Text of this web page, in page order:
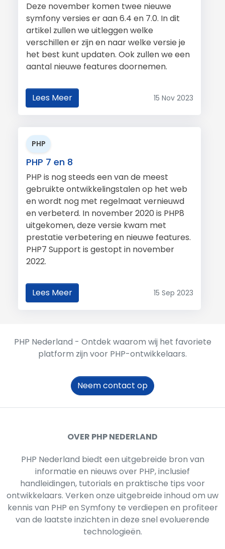
Deze november komen twee nieuwe
symfony versies er aan 6.4 en 7.0. In dit
artikel zullen we uitleggen welke
verschillen er zijn en naar welke versie je
het best kunt updaten. Ook zullen we een
aantal nieuwe features doornemen.
Lees Meer 15 Nov 2023
PHP
PHP 7 en 8
PHP is nog steeds een van de meest
gebruikte ontwikkelingstalen op het web
en wordt nog met regelmaat vernieuwd
en verbeterd. In november 2020 is PHP8
uitgekomen, deze versie kwam met
prestatie verbetering en nieuwe features.
PHP7 Support is gestopt in november
2022.
Lees Meer 15 Sep 2023
PHP Nederland - Ontdek waarom wij het favoriete
platform zijn voor PHP-ontwikkelaars.
Neem contact op
OVER PHP NEDERLAND
PHP Nederland biedt een uitgebreide bron van
informatie en nieuws over PHP, inclusief
handleidingen, tutorials en praktische tips voor
ontwikkelaars. Verken onze uitgebreide inhoud om uw
kennis van PHP en Symfony te verdiepen en profiteer
van de laatste inzichten in deze snel evoluerende
technologieën.